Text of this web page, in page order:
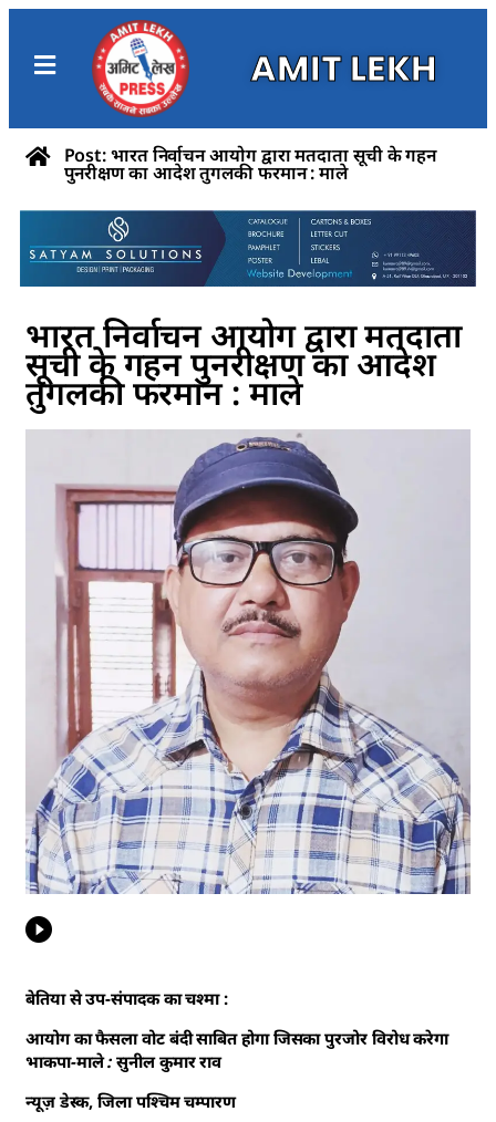
AMIT LEKH
Post: भारत निर्वाचन आयोग द्वारा मतदाता सूची के गहन
पुनरीक्षण का आदेश तुगलकी फरमान : माले
भारत निर्वाचन आयोग द्वारा मतदाता
सूची के गहन पुनरीक्षण का आदेश
तुगलकी फरमान : माले
बेतिया से उप-संपादक का चश्मा :
आयोग का फैसला वोट बंदी साबित होगा जिसका पुरजोर विरोध करेगा
भाकपा-माले : सुनील कुमार राव
न्यूज़ डेस्क, जिला पश्चिम चम्पारण